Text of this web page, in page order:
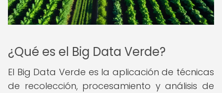
¿Qué es el Big Data Verde?
El Big Data Verde es la aplicación de técnicas
de recolección, procesamiento y análisis de